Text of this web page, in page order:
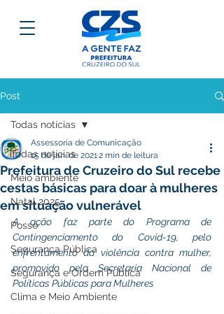
Post
Todas notícias
Meio ambiente
Natal 2025
Posse
Segurança Pública
Segurança e Ordem Pública
Clima e Meio Ambiente
Todas notícias
Prefeitura de Cruzeiro do Sul recebe
cestas básicas para doar à mulheres
em situação vulnerável
Assessoria de Comunicação
15 de jan. de 20212 min de leitura
A ação faz parte do Programa de
Contingenciamento do Covid-19, pelo
enfrentamento da violência contra mulher,
promovido pela Secretaria Nacional de
Políticas Públicas para Mulheres